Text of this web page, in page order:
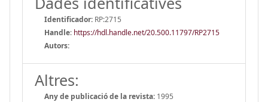
Identificador: RP:2715
Handle: https://hdl.handle.net/20.500.11797/RP2715
Autors:
Altres:
Any de publicació de la revista: 1995